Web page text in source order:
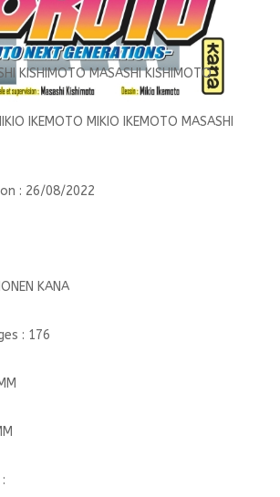
KISHIMOTO MASASHI KISHIMOTO
IKEMOTO MIKIO IKEMOTO MASASHI
: 26/08/2022
KANA
: 176